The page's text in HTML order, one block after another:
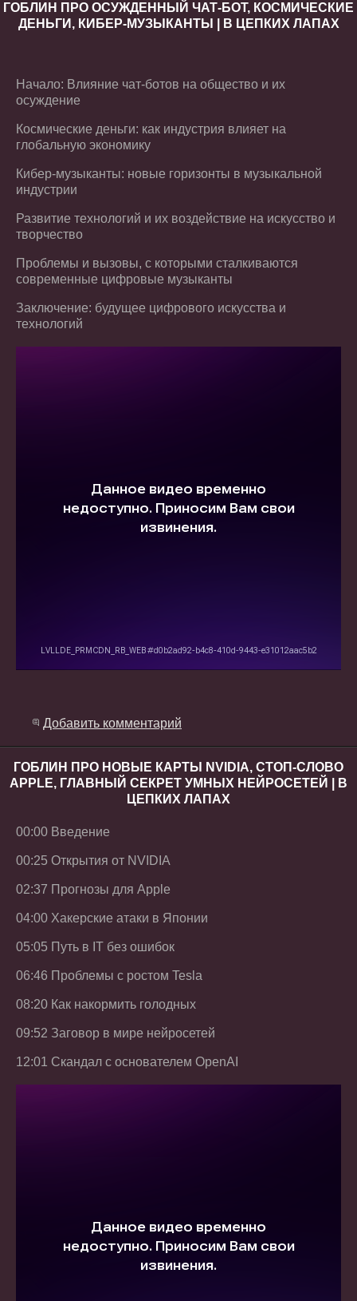
ГОБЛИН ПРО ОСУЖДЕННЫЙ ЧАТ-БОТ, КОСМИЧЕСКИЕ
ДЕНЬГИ, КИБЕР-МУЗЫКАНТЫ | В ЦЕПКИХ ЛАПАХ
Начало: Влияние чат-ботов на общество и их
осуждение
Космические деньги: как индустрия влияет на
глобальную экономику
Кибер-музыканты: новые горизонты в музыкальной
индустрии
Развитие технологий и их воздействие на искусство и
творчество
Проблемы и вызовы, с которыми сталкиваются
современные цифровые музыканты
Заключение: будущее цифрового искусства и
технологий
Добавить комментарий
ГОБЛИН ПРО НОВЫЕ КАРТЫ NVIDIA, СТОП-СЛОВО
APPLE, ГЛАВНЫЙ СЕКРЕТ УМНЫХ НЕЙРОСЕТЕЙ | В
ЦЕПКИХ ЛАПАХ
00:00 Введение
00:25 Открытия от NVIDIA
02:37 Прогнозы для Apple
04:00 Хакерские атаки в Японии
05:05 Путь в IT без ошибок
06:46 Проблемы с ростом Tesla
08:20 Как накормить голодных
09:52 Заговор в мире нейросетей
12:01 Скандал с основателем OpenAI